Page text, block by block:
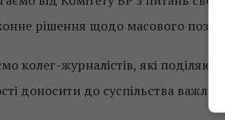
рішення щодо масового
колег-журналістів, які
доносити до суспільства